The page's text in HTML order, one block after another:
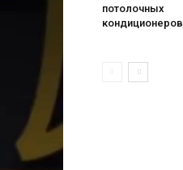
потолочных
кондиционеров